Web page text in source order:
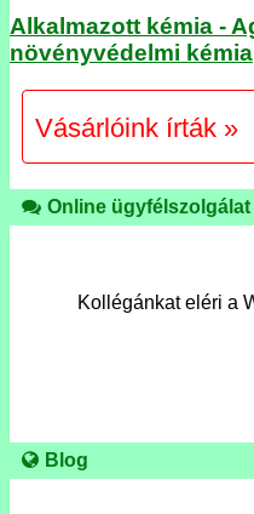
Alkalmazott kémia -
növényvédelmi kémia
Vásárlóink írták »
Online ügyfélszolgálat
Kollégánkat eléri a
Blog